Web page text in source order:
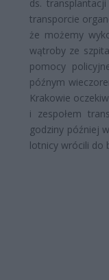
ds.
transporcie
że możemy
wątroby ze
pomocy
późnym
Krakowie
i zespołem
godziny później
lotnicy wrócili do